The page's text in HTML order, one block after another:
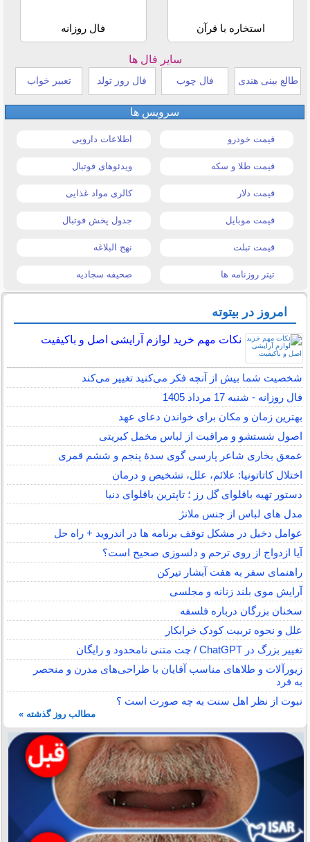
استخاره با قرآن فال روزانه
سایر فال ها
طالع بینی هندی فال چوب فال روز تولد تعبیر خواب
سرویس ها
قیمت خودرو اطلاعات دارویی
قیمت طلا و سکه ویدئوهای فوتبال
قیمت دلار کالری مواد غذایی
قیمت موبایل جدول پخش فوتبال
قیمت تبلت نهج البلاغه
تیتر روزنامه ها صحیفه سجادیه
امروز در بیتوته
نکات مهم خرید لوازم آرایشی اصل و باکیفیت
شخصیت شما بیش از آنچه فکر می‌کنید تغییر می‌کند
فال روزانه - شنبه 17 مرداد 1405
بهترین زمان و مکان برای خواندن دعای عهد
اصول شستشو و مراقبت از لباس مخمل کبریتی
عمعق بخاری شاعر پارسی گوی سدهٔ پنجم و ششم قمری
اختلال کاتاتونیا: علائم، علل، تشخیص و درمان
دستور تهیه باقلوای گل رز ؛ تاپترین باقلوای دنیا
مدل های لباس از جنس ملانژ
عوامل دخیل در مشکل توقف برنامه ها در اندروید + راه حل
آیا ازدواج از روی ترحم و دلسوزی صحیح است؟
راهنمای سفر به هفت آبشار تیرکن
آرایش موی بلند زنانه و مجلسی
سخنان بزرگان درباره فلسفه
علل و نحوه تربیت کودک خرابکار
تغییر بزرگ در ChatGPT / چت متنی نامحدود و رایگان
زیورآلات و طلاهای مناسب آقایان با طراحی‌های مدرن و منحصر
به فرد
نبوت از نظر اهل سنت به چه صورت است ؟
مطالب روز گذشته »